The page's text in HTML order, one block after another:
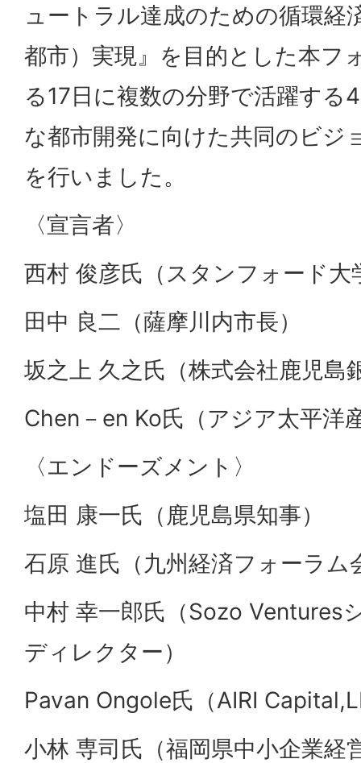
ュートラル達成のための循環経
都市）実現』を目的とした本フ
る17日に複数の分野で活躍する
な都市開発に向けた共同のビジ
を行いました。
〈宣言者〉
西村 俊彦氏（スタンフォード大
田中 良二（薩摩川内市長）
坂之上 久之氏（株式会社鹿児島
Chen－en Ko氏（アジア太平洋
〈エンドーズメント〉
塩田 康一氏（鹿児島県知事）
石原 進氏（九州経済フォーラム
中村 幸一郎氏（Sozo Ventures
ディレクター）
Pavan Ongole氏（AIRI
小林 専司氏（福岡県中小企業経